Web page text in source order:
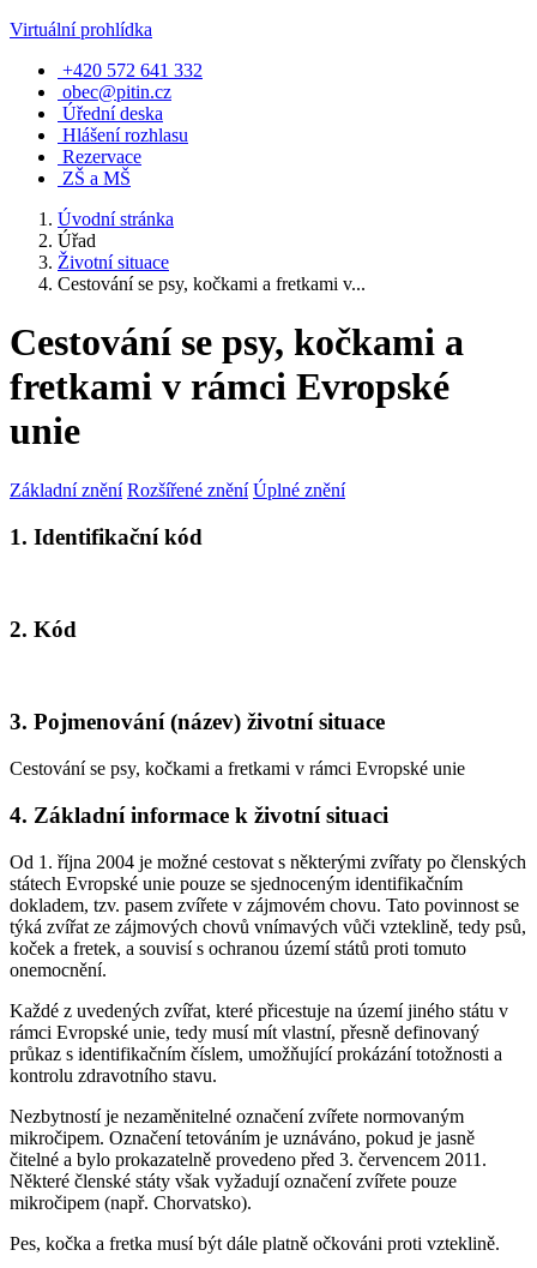
Virtuální prohlídka
+420 572 641 332
obec@pitin.cz
Úřední deska
Hlášení rozhlasu
Rezervace
ZŠ a MŠ
Úvodní stránka
Úřad
Životní situace
Cestování se psy, kočkami a fretkami v...
Cestování se psy, kočkami a
fretkami v rámci Evropské
unie
Základní znění Rozšířené znění Úplné znění
1. Identifikační kód
2. Kód
3. Pojmenování (název) životní situace
Cestování se psy, kočkami a fretkami v rámci Evropské unie
4. Základní informace k životní situaci
Od 1. října 2004 je možné cestovat s některými zvířaty po členských
státech Evropské unie pouze se sjednoceným identifikačním
dokladem, tzv. pasem zvířete v zájmovém chovu. Tato povinnost se
týká zvířat ze zájmových chovů vnímavých vůči vzteklině, tedy psů,
koček a fretek, a souvisí s ochranou území států proti tomuto
onemocnění.
Každé z uvedených zvířat, které přicestuje na území jiného státu v
rámci Evropské unie, tedy musí mít vlastní, přesně definovaný
průkaz s identifikačním číslem, umožňující prokázání totožnosti a
kontrolu zdravotního stavu.
Nezbytností je nezaměnitelné označení zvířete normovaným
mikročipem. Označení tetováním je uznáváno, pokud je jasně
čitelné a bylo prokazatelně provedeno před 3. červencem 2011.
Některé členské státy však vyžadují označení zvířete pouze
mikročipem (např. Chorvatsko).
Pes, kočka a fretka musí být dále platně očkováni proti vzteklině.